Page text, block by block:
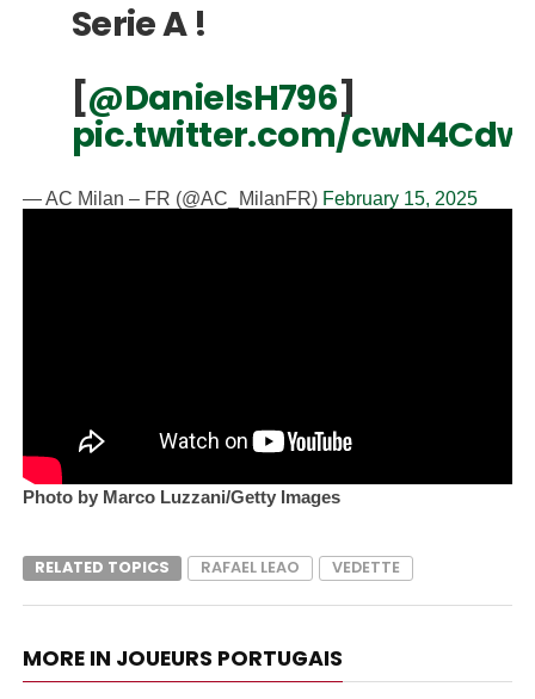
Serie A !
[@DanielsH796]
pic.twitter.com/
— AC Milan – FR (@AC_MilanFR) February 15, 2025
Photo by Marco Luzzani/Getty Images
RELATED TOPICS RAFAEL LEAO VEDETTE
MORE IN JOUEURS PORTUGAIS